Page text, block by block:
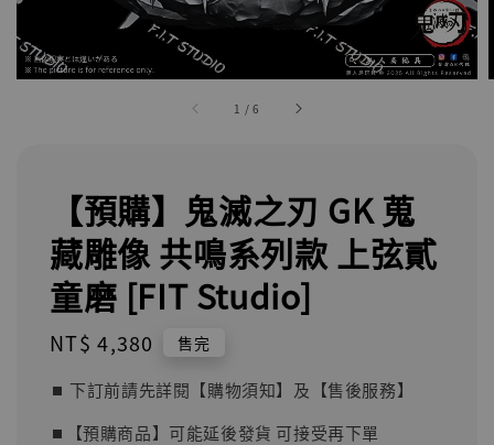
1 /6
【預購】鬼滅之刃 GK 蒐
藏雕像 共鳴系列款 上弦貳
童磨 [FIT Studio]
Regular
NT$ 4,380 售完
⏹︎ 下訂前請先詳閱【購物須知】及【售後服務】
⏹︎【預購商品】可能延後發貨 可接受再下單